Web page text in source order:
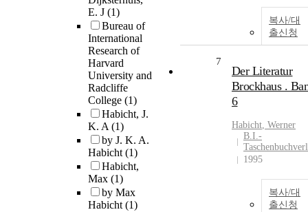
E. J (1)
Bureau of
International
Research of
Harvard
University and
Radcliffe
College (1)
Habicht, J.
K. A(1)
by J. K. A.
Habicht(1)
Habicht,
Max (1)
by Max
Habicht(1)
복사/대
출신청
7
Der Literatur
Brockhaus .
6
Habicht, Werner
B.I.-
1995
복사/대
출신청